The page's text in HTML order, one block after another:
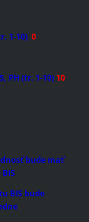
1-10) 0
PH (tr. 1-10) 10
bude mať
BIS bude